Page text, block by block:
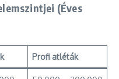
(Éves
Profi atléták